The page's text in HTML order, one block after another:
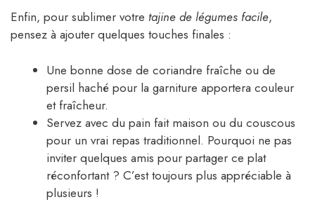
Enfin, pour sublimer votre tajine de légumes facile,
pensez à ajouter quelques touches finales :
Une bonne dose de coriandre fraîche ou de
persil haché pour la garniture apportera couleur
et fraîcheur.
Servez avec du pain fait maison ou du couscous
pour un vrai repas traditionnel. Pourquoi ne pas
inviter quelques amis pour partager ce plat
réconfortant ? C’est toujours plus appréciable à
plusieurs !